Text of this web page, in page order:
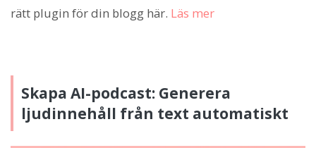
rätt plugin för din blogg här. Läs mer
Skapa AI-podcast: Generera
ljudinnehåll från text automatiskt